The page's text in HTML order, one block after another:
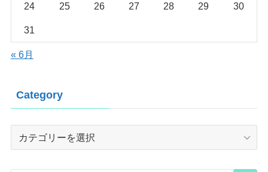
24 25 26 27 28 29 30
31
« 6月
Category
Category